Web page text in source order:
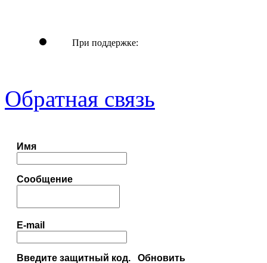
При поддержке:
Обратная связь
Имя
Сообщение
E-mail
Введите защитный код. Обновить